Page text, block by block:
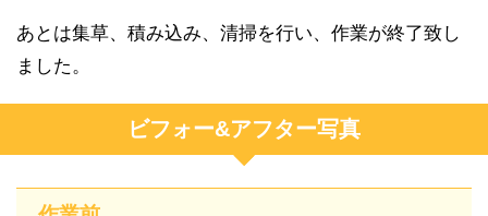
あとは集草、積み込み、清掃を行い、作業が終了致し
ました。
ビフォー&アフター写真